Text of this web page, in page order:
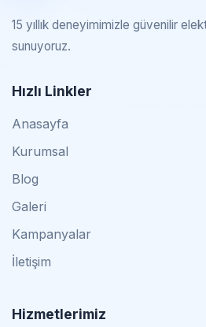
15 yıllık deneyimimizle güvenilir
sunuyoruz.
Hızlı Linkler
Anasayfa
Kurumsal
Blog
Galeri
Kampanyalar
İletişim
Hizmetlerimiz